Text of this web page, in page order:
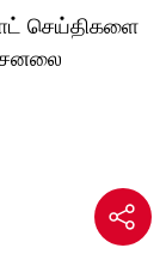
செய்திகளை